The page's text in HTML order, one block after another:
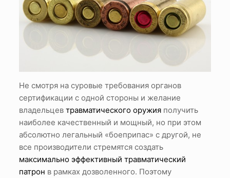
Не смотря на суровые требования органов
сертификации с одной стороны и желание
владельцев травматического оружияполучить
наиболее качественный и мощный, но при этом
абсолютно легальный «боеприпас» с другой, не
все производители стремятся создать
максимально эффективный травматический
патрон в рамках дозволенного. Поэтому